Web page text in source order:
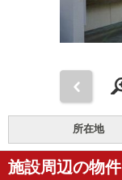
所在地
施設周辺の物件